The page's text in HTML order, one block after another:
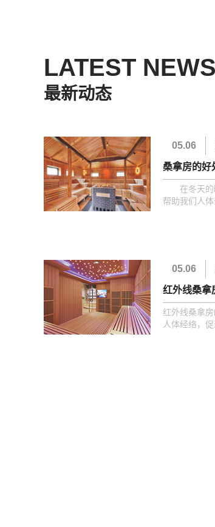
LATEST NEWS
最新动态
05.06
桑拿房的好
在冬天的时
帮助我们人
05.06
红外线桑拿
红外线桑拿
人体经络，